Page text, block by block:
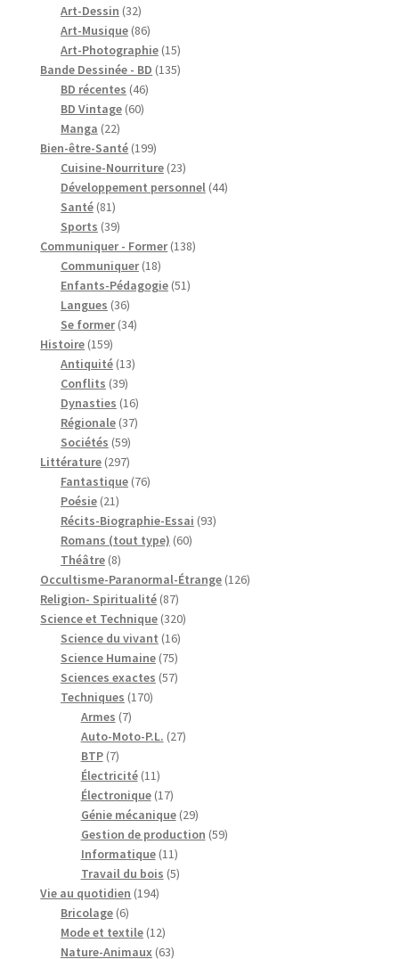
produits
Art-Dessin 3232
produits
Art-Musique 8686
produits
Art-Photographie 1515
produits
Bande Dessinée - BD 135135
BD récentes 4646
BD Vintage 6060
Manga 2222
produits
Bien-être-Santé 199199
produits
Cuisine-Nourriture 2323
produits
Développement personnel 4444
Santé 8181
produits
Sports 3939
produits
Communiquer - Former 138138
Communiquer 1818
produits
Enfants-Pédagogie 5151
Langues 3636
produits
Se former 3434
Histoire 159159
produits
Antiquité 1313
Conflits 3939
produits
Dynasties 1616
produits
Régionale 3737
Sociétés 5959
produits
Littérature 297297
produits
Fantastique 7676
Poésie 2121
produits
Récits-Biographie-Essai 9393
Romans (tout type) 6060
Théâtre 88
produits
Occultisme-Paranormal-Étrange 126126
Religion- Spiritualité 8787
produits
Science et Technique 320320
Science du vivant 1616
produits
Science Humaine 7575
produits
Sciences exactes 5757
Techniques 170170
Armes 77
produits
Auto-Moto-P.L. 2727
BTP 77
produits
Électricité 1111
produits
Électronique 1717
produits
Génie mécanique 2929
produits
Gestion de production 5959
Informatique 1111
produits
Travail du bois 55
Vie au quotidien 194194
Bricolage 66
produits
Mode et textile 1212
produits
Nature-Animaux 6363